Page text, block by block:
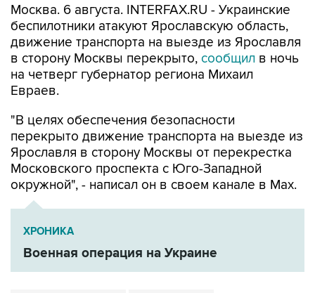
Москва. 6 августа. INTERFAX.RU - Украинские
беспилотники атакуют Ярославскую область,
движение транспорта на выезде из Ярославля
в сторону Москвы перекрыто, сообщил в ночь
на четверг губернатор региона Михаил
Евраев.
"В целях обеспечения безопасности
перекрыто движение транспорта на выезде из
Ярославля в сторону Москвы от перекрестка
Московского проспекта с Юго-Западной
окружной", - написал он в своем канале в Мах.
ХРОНИКА
Военная операция на Украине